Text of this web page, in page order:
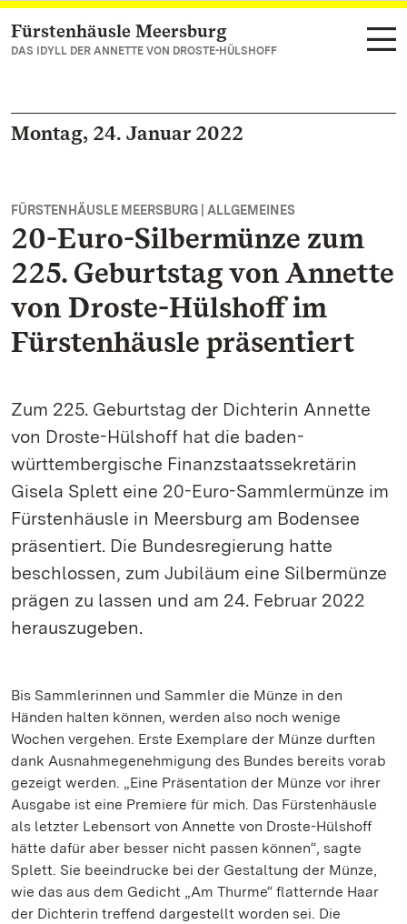
Zum Hauptinhalt springen
Fürstenhäusle Meersburg
DAS IDYLL DER ANNETTE VON DROSTE-HÜLSHOFF
Montag, 24. Januar 2022
FÜRSTENHÄUSLE MEERSBURG | ALLGEMEINES
20-Euro-Silbermünze zum
225. Geburtstag von Annette
von Droste-Hülshoff im
Fürstenhäusle präsentiert
Zum 225. Geburtstag der Dichterin Annette
von Droste-Hülshoff hat die baden-
württembergische Finanzstaatssekretärin
Gisela Splett eine 20-Euro-Sammlermünze im
Fürstenhäusle in Meersburg am Bodensee
präsentiert. Die Bundesregierung hatte
beschlossen, zum Jubiläum eine Silbermünze
prägen zu lassen und am 24. Februar 2022
herauszugeben.
Bis Sammlerinnen und Sammler die Münze in den
Händen halten können, werden also noch wenige
Wochen vergehen. Erste Exemplare der Münze durften
dank Ausnahmegenehmigung des Bundes bereits vorab
gezeigt werden. „Eine Präsentation der Münze vor ihrer
Ausgabe ist eine Premiere für mich. Das Fürstenhäusle
als letzter Lebensort von Annette von Droste-Hülshoff
hätte dafür aber besser nicht passen können“, sagte
Splett. Sie beeindrucke bei der Gestaltung der Münze,
wie das aus dem Gedicht „Am Thurme“ flatternde Haar
der Dichterin treffend dargestellt worden sei. Die